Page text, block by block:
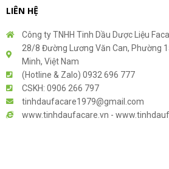
LIÊN HỆ
Công ty TNHH Tinh Dầu Dược Liệu
28/8 Đường Lương Văn Can, Phường
Minh, Việt Nam
(Hotline & Zalo) 0932 696 777
CSKH: 0906 266 797
tinhdaufacare1979@gmail.com
www.tinhdaufacare.vn -